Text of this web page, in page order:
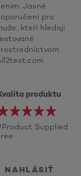
Jasné
pro
kteří hledají
produktu
Supplied
NAHLÁSIŤ